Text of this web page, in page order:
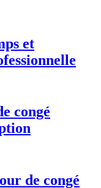
et
congé
de congé